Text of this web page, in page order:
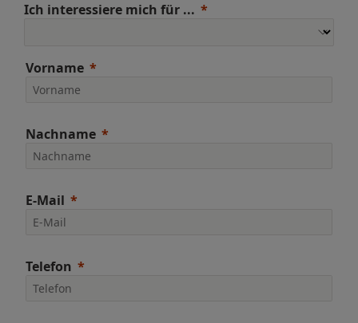
Ich interessiere mich für ...
Vorname
Nachname
E-Mail
Telefon